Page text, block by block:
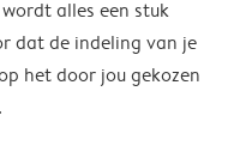
alles een stuk
dat de indeling van je
het door jou gekozen